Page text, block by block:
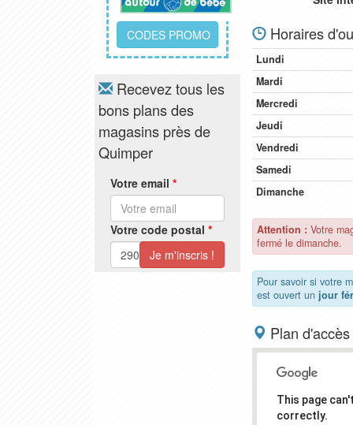
CODES PROMO
Recevez tous les
bons plans des
magasins près de
Quimper
Votre email *
Votre code postal *
Horaires
Lundi
Mardi
Mercredi
Jeudi
Vendredi
Samedi
Dimanche
Attention : Votre
fermé le dimanche.
Pour savoir si votre
est ouvert un jour
Plan d'accès
This page
correctly.